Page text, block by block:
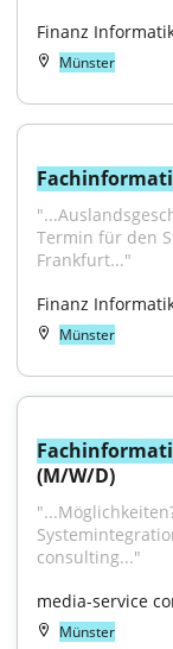
Finanz
Münster
Termin für den
Frankfurt..."
Finanz
Münster
(M/W/D)
consulting..."
media-service
Münster